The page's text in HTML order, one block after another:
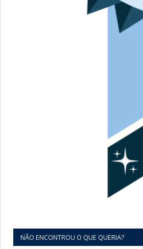
NÃO ENCONTROU O QUE QUERIA?